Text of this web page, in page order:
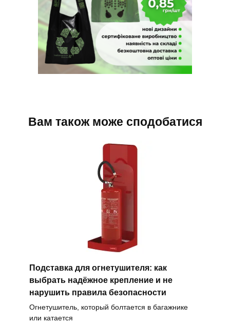
Вам також може сподобатися
Подставка для огнетушителя: как
выбрать надёжное крепление и не
нарушить правила безопасности
Огнетушитель, который болтается в багажнике
или катается